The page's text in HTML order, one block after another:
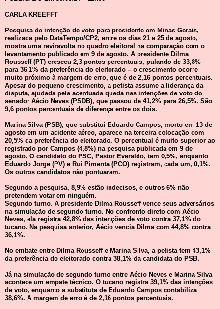
CARLA KREEFFT
Pesquisa de intenção de voto para presidente em Minas Gerais,
realizada pelo DataTempo/CP2, entre os dias 21 e 25 de agosto,
mostra uma reviravolta no quadro eleitoral na comparação com o
levantamento publicado em 9 de agosto. A presidente Dilma
Rousseff (PT) cresceu 2,3 pontos percentuais, pulando de 33,8%
para 36,1% da preferência do eleitorado – o crescimento ocorre
muito próximo à margem de erro, que é de 2,16 pontos percentuais.
Apesar do pequeno crescimento, a petista assume a liderança da
disputa, ajudada pela acentuada queda nas intenções de voto do
senador Aécio Neves (PSDB), que passou de 41,2% para 26,5%. São
9,6 pontos percentuais de diferença entre os dois.
Marina Silva (PSB), que substitui Eduardo Campos, morto em 13 de
agosto em um acidente aéreo, aparece na terceira colocação com
20,5% da preferência do eleitorado. O percentual é muito superior ao
registrado por Campos (4,8%) na pesquisa publicada em 9 de
agosto. O candidato do PSC, Pastor Everaldo, tem 0,5%, enquanto
Eduardo Jorge (PV) e Rui Pimenta (PCO) registram, cada um, 0,1%.
Os outros candidatos não pontuaram.
Segundo a pesquisa, 8,9% estão indecisos, e outros 6% não
pretendem votar em ninguém.
Segundo turno. A presidente Dilma Rousseff vence seus adversários
na simulação de segundo turno. No confronto direto com Aécio
Neves, ela registra 42,8% das intenções de voto contra 37,1% do
tucano. Na pesquisa anterior, Aécio vencia Dilma com 44,8% contra
36,1%.
No embate entre Dilma Rousseff e Marina Silva, a petista tem 43,1%
da preferência do eleitorado contra 38,1% da candidata do PSB.
Já na simulação de segundo turno entre Aécio Neves e Marina Silva
acontece um empate técnico. O tucano registra 39,1% das intenções
de voto, enquanto a substituta de Eduardo Campos contabiliza
38,6%. A margem de erro é de 2,16 pontos percentuais.